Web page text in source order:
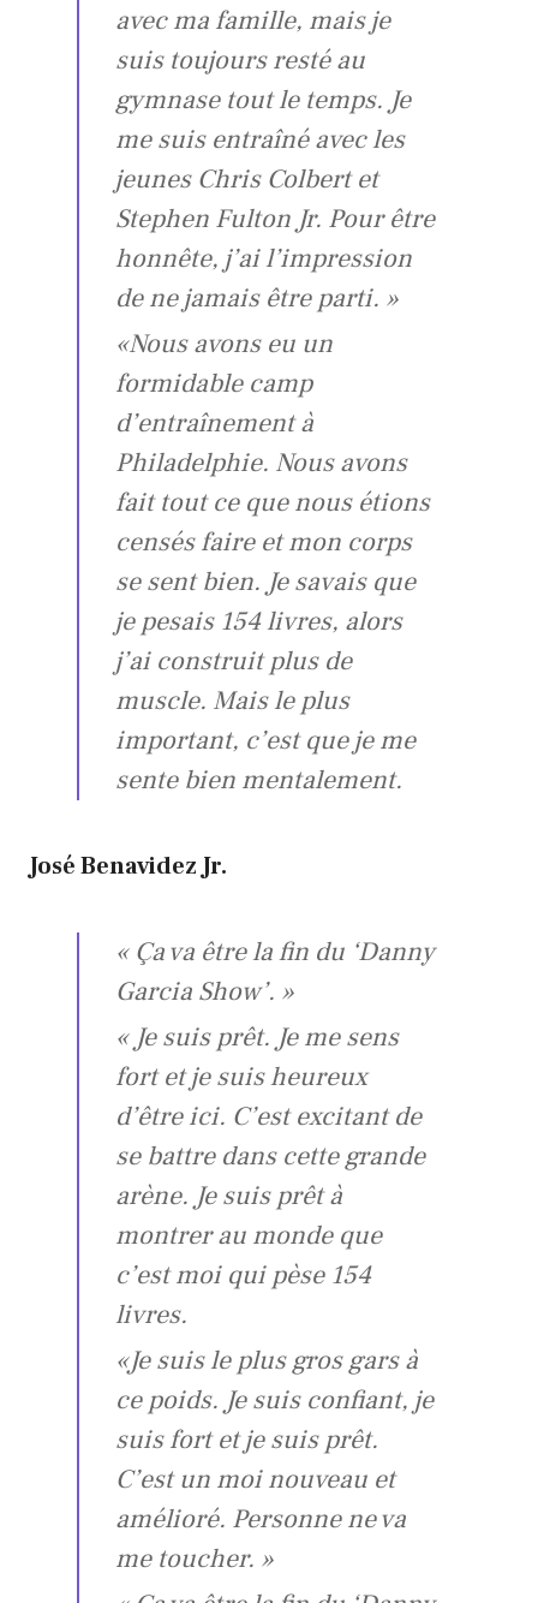
avec ma famille, mais je
suis toujours resté au
gymnase tout le temps. Je
me suis entraîné avec les
jeunes Chris Colbert et
Stephen Fulton Jr. Pour être
honnête, j’ai l’impression
de ne jamais être parti. »
«Nous avons eu un
formidable camp
d’entraînement à
Philadelphie. Nous avons
fait tout ce que nous étions
censés faire et mon corps
se sent bien. Je savais que
je pesais 154 livres, alors
j’ai construit plus de
muscle. Mais le plus
important, c’est que je me
sente bien mentalement.
José Benavidez Jr.
« Ça va être la fin du ‘Danny
Garcia Show’. »
« Je suis prêt. Je me sens
fort et je suis heureux
d’être ici. C’est excitant de
se battre dans cette grande
arène. Je suis prêt à
montrer au monde que
c’est moi qui pèse 154
livres.
«Je suis le plus gros gars à
ce poids. Je suis confiant, je
suis fort et je suis prêt.
C’est un moi nouveau et
amélioré. Personne ne va
me toucher. »